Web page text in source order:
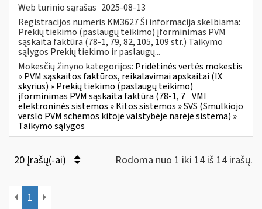
Web turinio sąrašas 2025-08-13
Registracijos numeris KM3627 Ši informacija skelbiama:
Prekių tiekimo (paslaugų teikimo) įforminimas PVM
sąskaita faktūra (78-1, 79, 82, 105, 109 str.) Taikymo
sąlygos Prekių tiekimo ir paslaugų...
Mokesčių žinyno kategorijos: Pridėtinės vertės mokestis
» PVM sąskaitos faktūros, reikalavimai apskaitai (IX
skyrius) » Prekių tiekimo (paslaugų teikimo)
įforminimas PVM sąskaita faktūra (78-1, 7 VMI
elektroninės sistemos » Kitos sistemos » SVS (Smulkiojo
verslo PVM schemos kitoje valstybėje narėje sistema) »
Taikymo sąlygos
20 Įrašų(-ai) Rodoma nuo 1 iki 14 iš 14 irašų.
1